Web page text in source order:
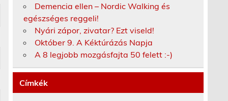
Demencia ellen – Nordic Walking és
egészséges reggeli!
Nyári zápor, zivatar? Ezt viseld!
Október 9. A Kéktúrázás Napja
A 8 legjobb mozgásfajta 50 felett :-)
Címkék